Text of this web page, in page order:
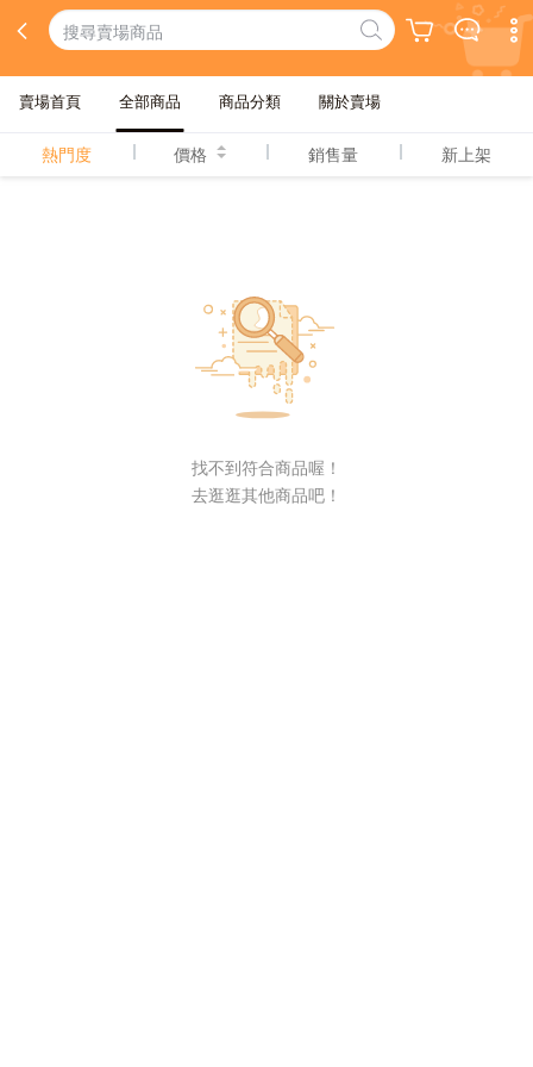
賣場首頁 全部商品 商品分類 關於賣場
熱門度 價格 銷售量 新上架
找不到符合商品喔！
去逛逛其他商品吧！